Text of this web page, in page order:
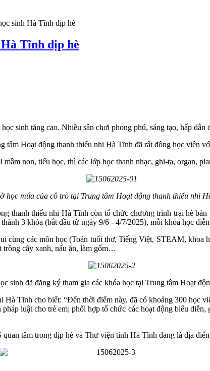
sinh Hà Tĩnh dịp hè
Tĩnh dịp hè
sinh tăng cao. Nhiều sân chơi phong phú, sáng tạo, hấp
tâm Hoạt động thanh thiếu nhi Hà Tĩnh đã rất đông học viên
non, tiểu học, thì các lớp học thanh nhạc, ghi-ta, organ,
học múa của cô trò tại Trung tâm Hoạt động thanh thiếu nhi
thanh thiếu nhi Hà Tĩnh còn tổ chức chương trình trại hè
3 khóa (bắt đầu từ ngày 9/6 - 4/7/2025), mỗi khóa học
cùng các môn học (Toán tuổi thơ, Tiếng Việt, STEAM,
trồng cây xanh, nấu ăn, làm gốm…
sinh đã đăng ký tham gia các khóa học tại Trung tâm Hoạt
Tĩnh cho biết: “Đến thời điểm này, đã có khoảng 300 học
luật cho trẻ em; phối hợp tổ chức các hoạt động biểu
tâm trong dịp hè và Thư viện tỉnh Hà Tĩnh đang là địa